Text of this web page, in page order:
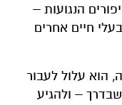
הנגועות –
חיים אחרים
הוא עלול לעבור
– ולהגיע